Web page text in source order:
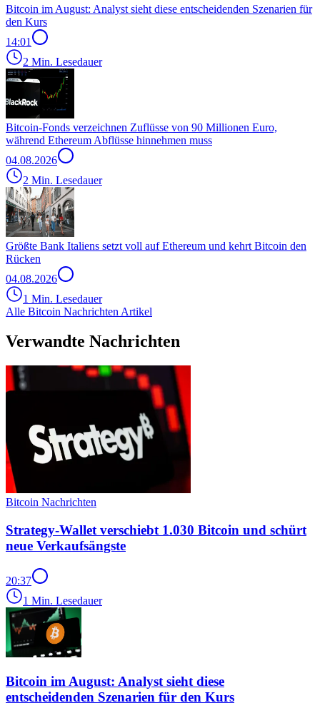
Bitcoin im August: Analyst sieht diese entscheidenden Szenarien für
den Kurs
14:01
2 Min. Lesedauer
Bitcoin-Fonds verzeichnen Zuflüsse von 90 Millionen Euro,
während Ethereum Abflüsse hinnehmen muss
04.08.2026
2 Min. Lesedauer
Größte Bank Italiens setzt voll auf Ethereum und kehrt Bitcoin den
Rücken
04.08.2026
1 Min. Lesedauer
Alle Bitcoin Nachrichten Artikel
Verwandte Nachrichten
Bitcoin Nachrichten
Strategy-Wallet verschiebt 1.030 Bitcoin und schürt
neue Verkaufsängste
20:37
1 Min. Lesedauer
Bitcoin im August: Analyst sieht diese
entscheidenden Szenarien für den Kurs